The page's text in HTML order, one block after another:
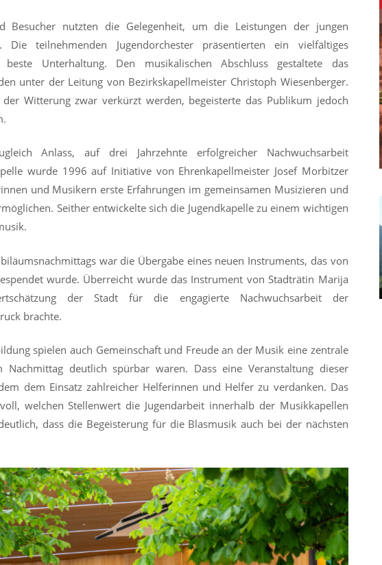
Besucher nutzten die Gelegenheit, um die Leistungen der jungen
Die teilnehmenden Jugendorchester präsentierten ein vielfältiges
Unterhaltung. Den musikalischen Abschluss gestaltete das
unter der Leitung von Bezirkskapellmeister Christoph Wiesenberger.
Witterung zwar verkürzt werden, begeisterte das Publikum jedoch
Anlass, auf drei Jahrzehnte erfolgreicher Nachwuchsarbeit
wurde 1996 auf Initiative von Ehrenkapellmeister Josef Morbitzer
und Musikern erste Erfahrungen im gemeinsamen Musizieren und
Seither entwickelte sich die Jugendkapelle zu einem wichtigen
war die Übergabe eines neuen Instruments, das von
wurde. Überreicht wurde das Instrument von Stadträtin Marija
der Stadt für die engagierte Nachwuchsarbeit der
brachte.
spielen auch Gemeinschaft und Freude an der Musik eine zentrale
deutlich spürbar waren. Dass eine Veranstaltung dieser
dem Einsatz zahlreicher Helferinnen und Helfer zu verdanken. Das
welchen Stellenwert die Jugendarbeit innerhalb der Musikkapellen
dass die Begeisterung für die Blasmusik auch bei der nächsten